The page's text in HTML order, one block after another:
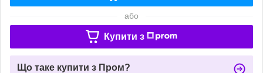
або
Купити з
Що таке купити з Пром?